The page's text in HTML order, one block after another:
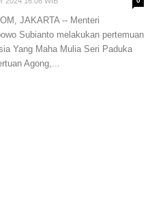
JAKARTA -- Menteri
Subianto melakukan pertemuan
Yang Maha Mulia Seri Paduka
Agong,...